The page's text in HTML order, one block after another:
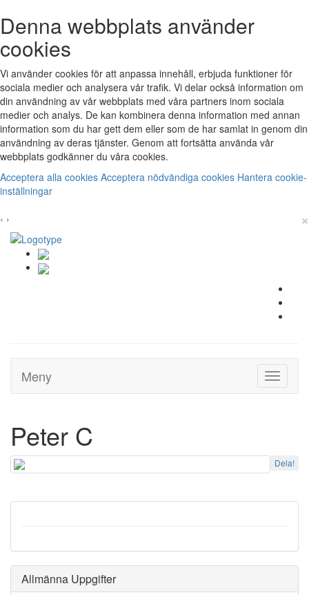
Denna webbplats använder
cookies
Vi använder cookies för att anpassa innehåll, erbjuda funktioner för
sociala medier och analysera vår trafik. Vi delar också information om
din användning av vår webbplats med våra partners inom sociala
medier och analys. De kan kombinera denna information med annan
information som du har gett dem eller som de har samlat in genom din
användning av deras tjänster. Genom att fortsätta använda vår
webbplats godkänner du våra cookies.
Acceptera alla cookies Acceptera nödvändiga cookies Hantera cookie-
inställningar
‹ › ×
Toggle
Meny
Peter C
Dela!
Allmänna Uppgifter